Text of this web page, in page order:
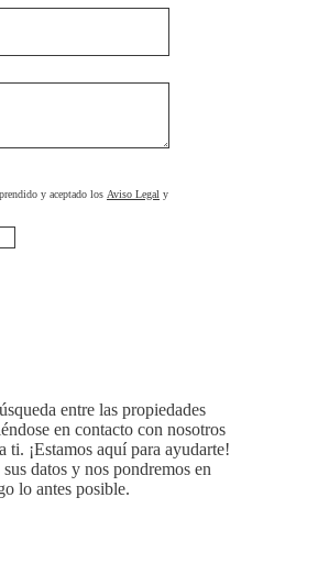
y aceptado los Aviso Legal y
entre las propiedades
en contacto con nosotros
¡Estamos aquí para ayudarte!
datos y nos pondremos en
lo antes posible.